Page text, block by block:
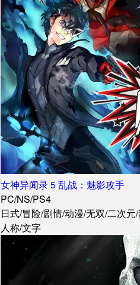
女神异闻录 5 乱战：魅影攻手
PC/NS/PS4
日式/冒险/剧情/动漫/无双/二次元/
人称/文字